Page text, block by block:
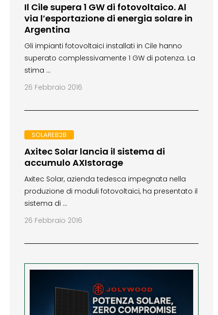
Il Cile supera 1 GW di fotovoltaico. Al
via l’esportazione di energia solare in
Argentina
Gli impianti fotovoltaici installati in Cile hanno
superato complessivamente 1 GW di potenza. La
stima …
26 Febbraio 2016
SOLAREB2B
Axitec Solar lancia il sistema di
accumulo AXIstorage
Axitec Solar, azienda tedesca impegnata nella
produzione di moduli fotovoltaici, ha presentato il
sistema di …
26 Febbraio 2016